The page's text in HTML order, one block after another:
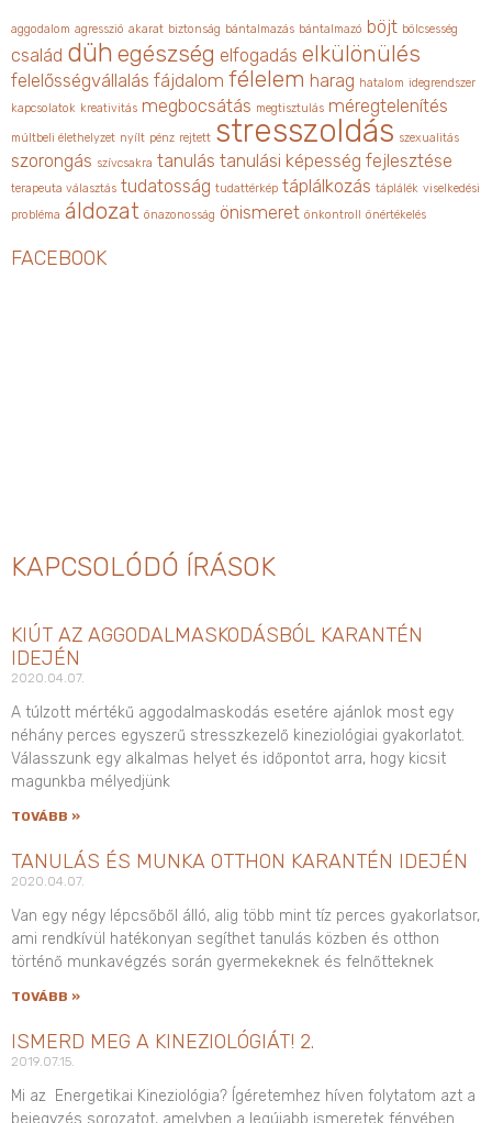
aggodalom agresszió akarat biztonság bántalmazás bántalmazó böjt bölcsesség
család düh egészség elfogadás elkülönülés
felelősségvállalás fájdalom félelem harag hatalom idegrendszer
kapcsolatok kreativitás megbocsátás megtisztulás méregtelenítés
múltbeli élethelyzet nyílt pénz rejtett stresszoldás szexualitás
szorongás szívcsakra tanulás tanulási képesség fejlesztése
terapeuta választás tudatosság tudattérkép táplálkozás táplálék viselkedési
probléma áldozat önazonosság önismeret önkontroll önértékelés
FACEBOOK
KAPCSOLÓDÓ ÍRÁSOK
KIÚT AZ AGGODALMASKODÁSBÓL KARANTÉN
IDEJÉN
2020.04.07.
A túlzott mértékű aggodalmaskodás esetére ajánlok most egy
néhány perces egyszerű stresszkezelő kineziológiai gyakorlatot.
Válasszunk egy alkalmas helyet és időpontot arra, hogy kicsit
magunkba mélyedjünk
TOVÁBB »
TANULÁS ÉS MUNKA OTTHON KARANTÉN IDEJÉN
2020.04.07.
Van egy négy lépcsőből álló, alig több mint tíz perces gyakorlatsor,
ami rendkívül hatékonyan segíthet tanulás közben és otthon
történő munkavégzés során gyermekeknek és felnőtteknek
TOVÁBB »
ISMERD MEG A KINEZIOLÓGIÁT! 2.
2019.07.15.
Mi az Energetikai Kineziológia? Ígéretemhez híven folytatom azt a
bejegyzés sorozatot, amelyben a legújabb ismeretek fényében